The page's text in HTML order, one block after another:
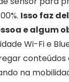
Isso faz
e algum
Wi-Fi e
conteúdos
na